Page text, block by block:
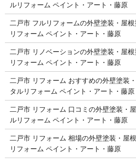
ルリフォーム ペイント・アート・藤原
二戸市 フルリフォームの外壁塗装・屋
リフォーム ペイント・アート・藤原
二戸市 リノベーションの外壁塗装・屋
リフォーム ペイント・アート・藤原
二戸市 リフォーム おすすめの外壁塗装
タルリフォーム ペイント・アート・藤原
二戸市 リフォーム 口コミの外壁塗装・
ルリフォーム ペイント・アート・藤原
二戸市 リフォーム 相場の外壁塗装・屋
リフォーム ペイント・アート・藤原